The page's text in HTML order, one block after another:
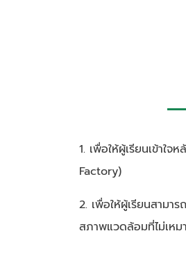
1. เพื่อให้ผู้เรียนเข้าใ
Factory)
2. เพื่อให้ผู้เรียนสามา
สภาพแวดล้อมที่ไม่เหม